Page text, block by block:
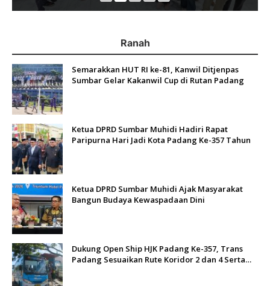
Ranah
Semarakkan HUT RI ke-81, Kanwil Ditjenpas
Sumbar Gelar Kakanwil Cup di Rutan Padang
Ketua DPRD Sumbar Muhidi Hadiri Rapat
Paripurna Hari Jadi Kota Padang Ke-357 Tahun
Ketua DPRD Sumbar Muhidi Ajak Masyarakat
Bangun Budaya Kewaspadaan Dini
Dukung Open Ship HJK Padang Ke-357, Trans
Padang Sesuaikan Rute Koridor 2 dan 4 Serta